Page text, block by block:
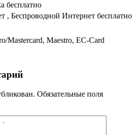
бесплатно
, Беспроводной Интернет бесплатно
Mastercard, Maestro, EC-Card
Обязательные поля